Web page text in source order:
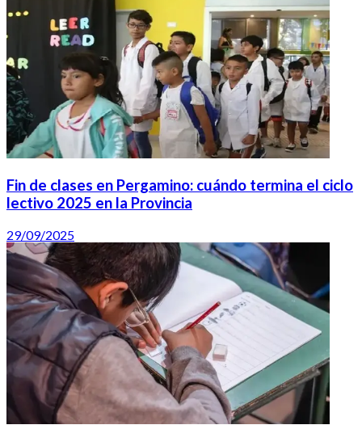
Fin de clases en Pergamino: cuándo termina el ciclo
lectivo 2025 en la Provincia
29/09/2025